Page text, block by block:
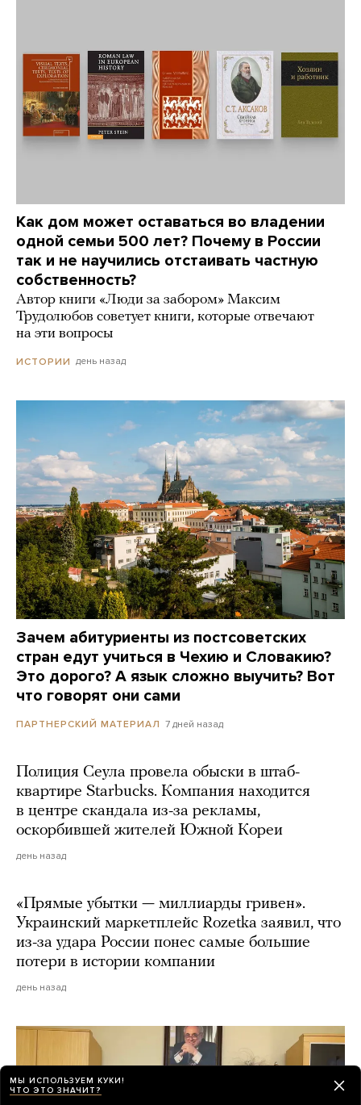
Как дом может оставаться во владении
одной семьи 500 лет? Почему в России
так и не научились отстаивать частную
собственность?
Автор книги «Люди за забором» Максим
Трудолюбов советует книги, которые отвечают
на эти вопросы
ИСТОРИИ день назад
Зачем абитуриенты из постсоветских
стран едут учиться в Чехию и Словакию?
Это дорого? А язык сложно выучить? Вот
что говорят они сами
ПАРТНЕРСКИЙ МАТЕРИАЛ 7 дней назад
Полиция Сеула провела обыски в штаб-
квартире Starbucks. Компания находится
в центре скандала из-за рекламы,
оскорбившей жителей Южной Кореи
день назад
«Прямые убытки — миллиарды гривен».
Украинский маркетплейс Rozetka заявил, что
из-за удара России понес самые большие
потери в истории компании
день назад
МЫ ИСПОЛЬЗУЕМ КУКИ!
ЧТО ЭТО ЗНАЧИТ?